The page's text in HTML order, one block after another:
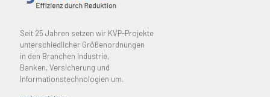
Seit 25 Jahren setzen wir KVP-Projekte
unterschiedlicher Größenordnungen
in den Branchen Industrie,
Banken, Versicherung und
Informationstechnologien um.